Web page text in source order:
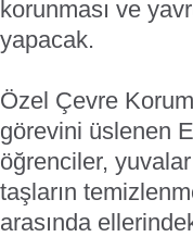
korunması ve
yapacak.
Özel Çevre
görevini üslenen
öğrenciler,
taşların
arasında